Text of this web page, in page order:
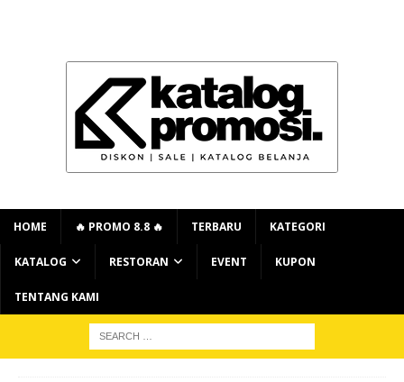
HOME 🔥 PROMO 8.8 🔥 TERBARU KATEGORI
KATALOG RESTORAN EVENT KUPON
TENTANG KAMI